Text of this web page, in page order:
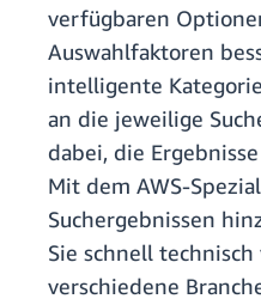
verfügbaren
Auswahlfaktoren
intelligente
an die jeweilige
dabei, die
Mit dem AWS-
Suchergebnissen
Sie schnell
verschiedene